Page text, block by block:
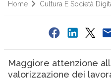
Home Cultura E Società
Maggiore attenzione
valorizzazione dei